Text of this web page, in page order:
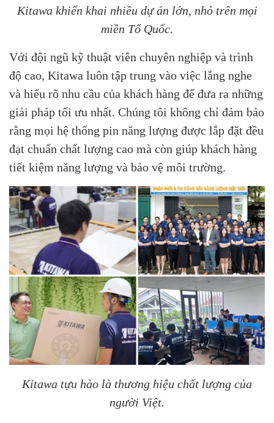
Kitawa khiển khai nhiều dự án lớn, nhỏ trên mọi
miền Tổ Quốc.
Với đội ngũ kỹ thuật viên chuyên nghiệp và trình
độ cao, Kitawa luôn tập trung vào việc lắng nghe
và hiểu rõ nhu cầu của khách hàng để đưa ra những
giải pháp tối ưu nhất. Chúng tôi không chỉ đảm bảo
rằng mọi hệ thống pin năng lượng được lắp đặt đều
đạt chuẩn chất lượng cao mà còn giúp khách hàng
tiết kiệm năng lượng và bảo vệ môi trường.
Kitawa tựu hào là thương hiệu chất lượng của
người Việt.